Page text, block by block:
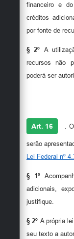
financeiro e
créditos
por fonte de
§ 2º A
recursos não
poderá ser
Art. 16 .
serão
Lei Federal nº
§ 1º
adicionais,
justifique.
§ 2º A própria
seu texto a